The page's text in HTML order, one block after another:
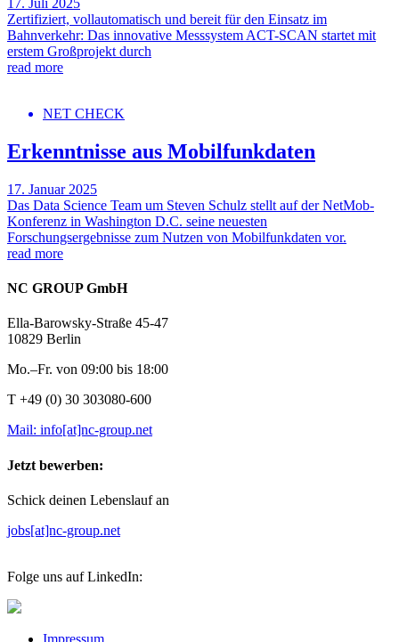
17. Juli 2025
Zertifiziert, vollautomatisch und bereit für den Einsatz im
Bahnverkehr: Das innovative Messsystem ACT-SCAN startet mit
erstem Großprojekt durch
read more
NET CHECK
Erkenntnisse aus Mobilfunkdaten
17. Januar 2025
Das Data Science Team um Steven Schulz stellt auf der NetMob-
Konferenz in Washington D.C. seine neuesten
Forschungsergebnisse zum Nutzen von Mobilfunkdaten vor.
read more
NC GROUP GmbH
Ella-Barowsky-Straße 45-47
10829 Berlin
Mo.–Fr. von 09:00 bis 18:00
T +49 (0) 30 303080-600
Mail: info[at]nc-group.net
Jetzt bewerben:
Schick deinen Lebenslauf an
jobs[at]nc-group.net
Folge uns auf LinkedIn:
Impressum